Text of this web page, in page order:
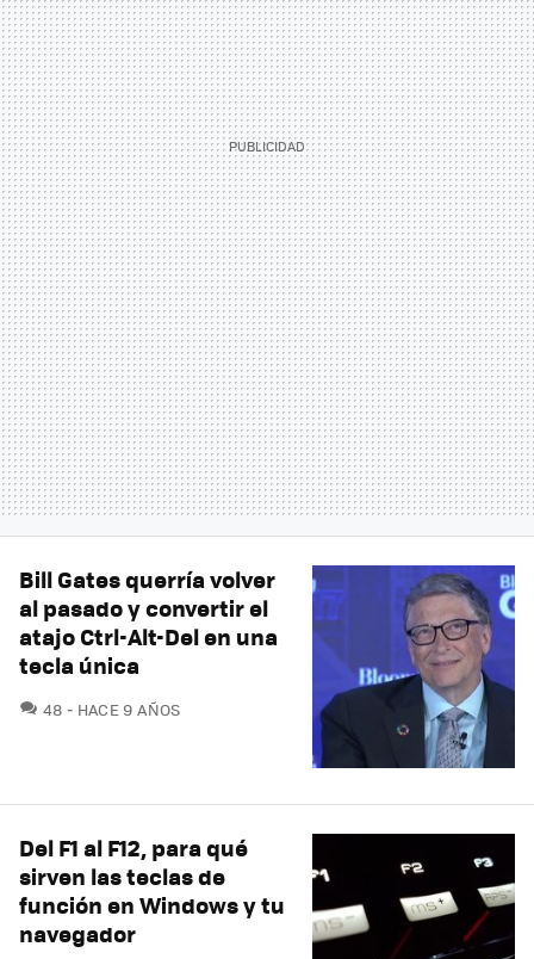
Bill Gates querría volver
al pasado y convertir el
atajo Ctrl-Alt-Del en una
tecla única
48 COMENTARIOS
HACE 9 AÑOS
Del F1 al F12, para qué
sirven las teclas de
función en Windows y tu
navegador